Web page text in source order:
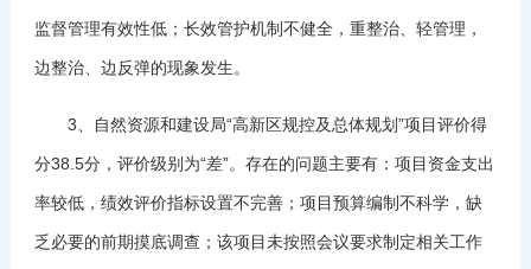
监督管理有效性低；长效管护机制不健全，重整治、轻管理，
边整治、边反弹的现象发生。
3、自然资源和建设局“高新区规控及总体规划”项目评价得
分38.5分，评价级别为“差”。存在的问题主要有：项目资金支出
率较低，绩效评价指标设置不完善；项目预算编制不科学，缺
乏必要的前期摸底调查；该项目未按照会议要求制定相关工作